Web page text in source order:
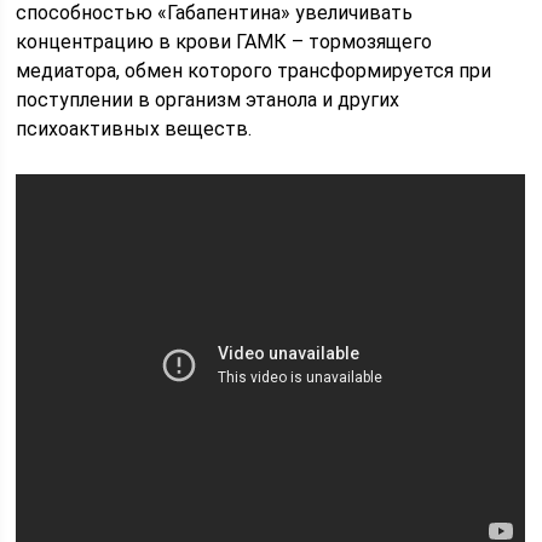
способностью «Габапентина» увеличивать
концентрацию в крови ГАМК – тормозящего
медиатора, обмен которого трансформируется при
поступлении в организм этанола и других
психоактивных веществ.